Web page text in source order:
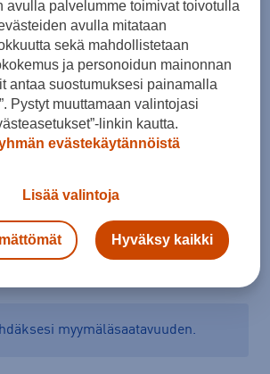
ja tilaa myymälästä
myymäläsaatavuuden.
avulla palvelumme toimivat toivotulla
avulla mitataan
sekä mahdollistetaan
ja personoidun mainonnan
antaa suostumuksesi painamalla
Pystyt muuttamaan valintojasi
linkin kautta.
evästekäytännöistä
Lisää valintoja
Hyväksy kaikki